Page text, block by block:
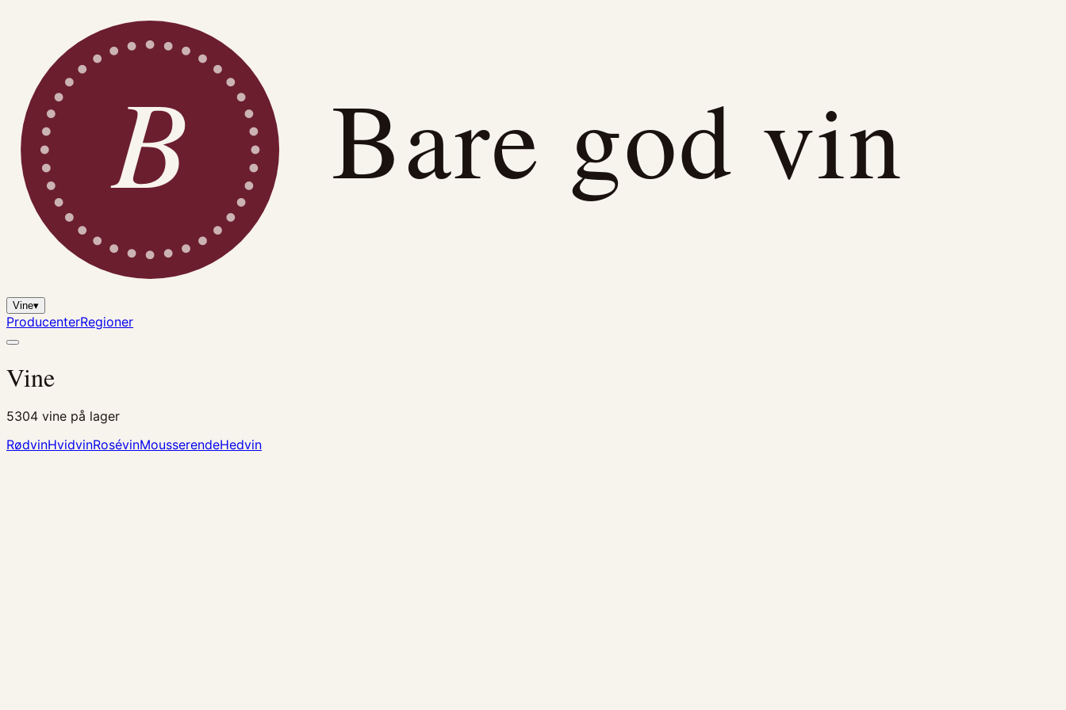
B Bare god vin
Vine▾
ProducenterRegioner
Vine
5304 vine på lager
RødvinHvidvinRosévinMousserendeHedvin